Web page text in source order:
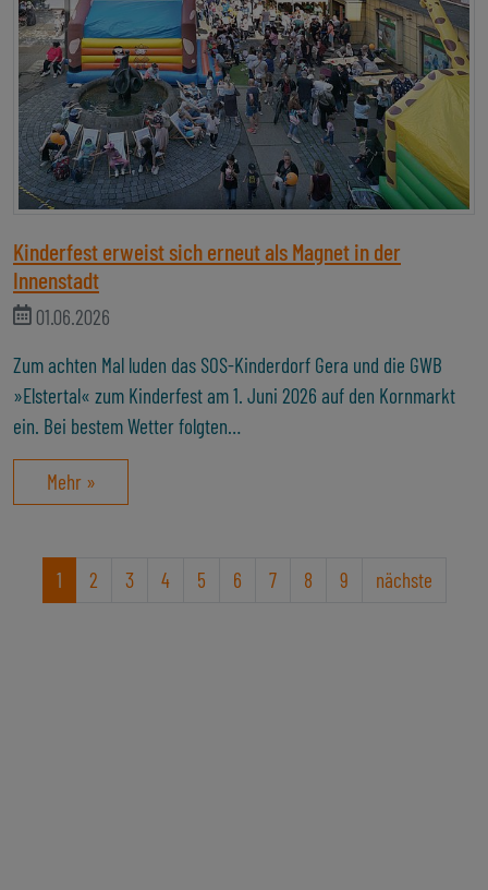
Kinderfest erweist sich erneut als Magnet in der
Innenstadt
01.06.2026
Zum achten Mal luden das SOS-Kinderdorf Gera und die GWB
»Elstertal« zum Kinderfest am 1. Juni 2026 auf den Kornmarkt
ein. Bei bestem Wetter folgten…
Mehr »
1 2 3 4 5 6 7 8 9 nächste